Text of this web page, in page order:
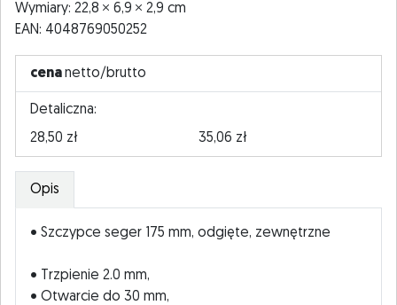
Wymiary: 22,8
6,9
2,9 cm
EAN: 4048769050252
cenanetto/brutto
Detaliczna:
28,50 zł
35,06 zł
Opis
• Szczypce seger 175 mm, odgięte, zewnętrzne
• Trzpienie 2.0 mm,
• Otwarcie do 30 mm,